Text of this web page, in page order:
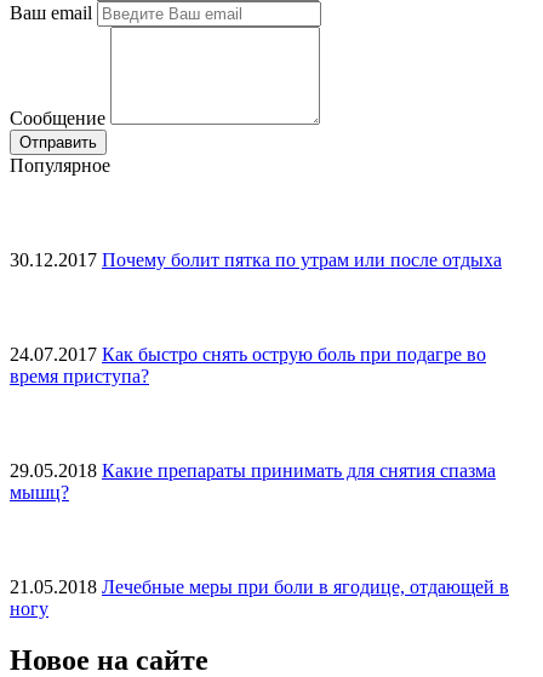
Ваш email
Сообщение
Популярное
30.12.2017 Почему болит пятка по утрам или после отдыха
24.07.2017 Как быстро снять острую боль при подагре во
время приступа?
29.05.2018 Какие препараты принимать для снятия спазма
мышц?
21.05.2018 Лечебные меры при боли в ягодице, отдающей в
ногу
Новое на сайте